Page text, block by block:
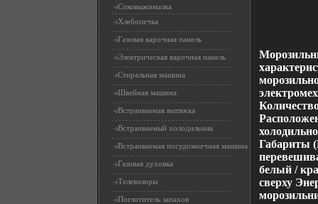
Соковыжималка
Хлебопечка
Газовая варочная панель
Электрическая варочная панель
Стиральная машина
Швейная машина
Встраиваемая вытяжка
Встраиваемый холодильник
Встраиваемая посудомоечная машина
Газовая духовка
Телевизоры
Поглотитель запахов
Габариты
белый /
сверху